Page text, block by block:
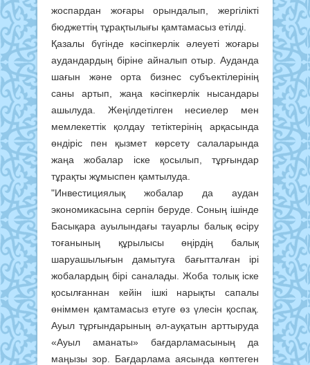
жоспардан жоғары орындалып, жергілікті
бюджеттің тұрақтылығы қамтамасыз етілді.
Қазалы бүгінде кәсіпкерлік әлеуеті жоғары
аудандардың біріне айналып отыр. Ауданда
шағын және орта бизнес субъектілерінің
саны артып, жаңа кәсіпкерлік нысандары
ашылуда. Жеңілдетілген несиелер мен
мемлекеттік қолдау тетіктерінің арқасында
өндіріс пен қызмет көрсету салаларында
жаңа жобалар іске қосылып, тұрғындар
тұрақты жұмыспен қамтылуда.
"Инвестициялық жобалар да аудан
экономикасына серпін беруде. Соның ішінде
Басықара ауылындағы тауарлы балық өсіру
тоғанының құрылысы өңірдің балық
шаруашылығын дамытуға бағытталған ірі
жобалардың бірі саналады. Жоба толық іске
қосылғаннан кейін ішкі нарықты сапалы
өніммен қамтамасыз етуге өз үлесін қоспақ.
Ауыл тұрғындарының әл-ауқатын арттыруда
«Ауыл аманаты» бағдарламасының да
маңызы зор. Бағдарлама аясында көптеген